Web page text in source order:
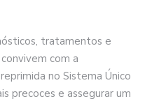
tratamentos e
com a
no Sistema Único
precoces e assegurar um